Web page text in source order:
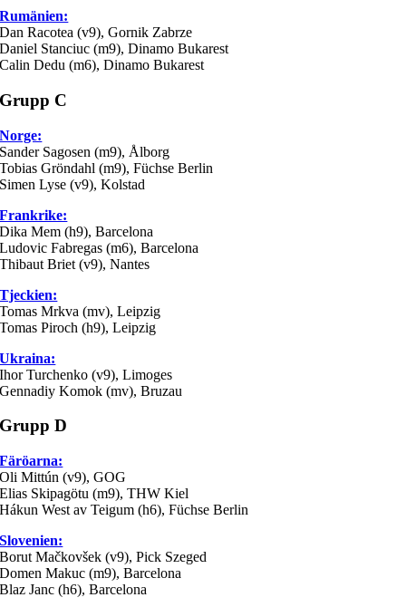
Rumänien:
Dan Racotea (v9), Gornik Zabrze
Daniel Stanciuc (m9), Dinamo Bukarest
Calin Dedu (m6), Dinamo Bukarest
Grupp C
Norge:
Sander Sagosen (m9), Ålborg
Tobias Gröndahl (m9), Füchse Berlin
Simen Lyse (v9), Kolstad
Frankrike:
Dika Mem (h9), Barcelona
Ludovic Fabregas (m6), Barcelona
Thibaut Briet (v9), Nantes
Tjeckien:
Tomas Mrkva (mv), Leipzig
Tomas Piroch (h9), Leipzig
Ukraina:
Ihor Turchenko (v9), Limoges
Gennadiy Komok (mv), Bruzau
Grupp D
Färöarna:
Oli Mittún (v9), GOG
Elias Skipagötu (m9), THW Kiel
Hákun West av Teigum (h6), Füchse Berlin
Slovenien:
Borut Mačkovšek (v9), Pick Szeged
Domen Makuc (m9), Barcelona
Blaz Janc (h6), Barcelona